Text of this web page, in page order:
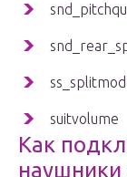
suitvolume
Как
наушники